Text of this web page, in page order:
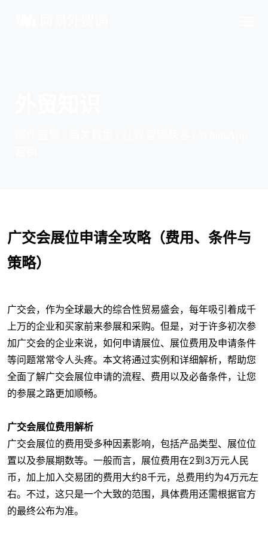
广交会展位申请全攻略（费用、条件与
策略）
广交会，作为全球最大的综合性贸易盛会，每年吸引着成千
上万的企业和买家前来参展和采购。但是，对于许多初次参
加广交会的企业来说，如何申请展位、展位费用及申请条件
等问题常常令人头疼。本文将通过实例和详细解析，帮助您
全面了解广交会展位申请的流程、费用以及必备条件，让您
的参展之路更加顺畅。
广交会展位费用解析
广交会展位的费用受多种因素影响，包括产品类型、展位位
置以及参展期数等。一般而言，展位费用在2到3万元人民
币，加上加入交易团的费用大约8千元，总费用约为4万元左
右。不过，这只是一个大致的范围，具体费用还需根据官方
的最终公布为准。